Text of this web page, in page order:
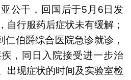
公干，回国后于5月6日发
自行服药后症状未有缓解；
伯爵综合医院急诊就诊，
，同日入院接受进一步治
出现症状的时间及实验室检